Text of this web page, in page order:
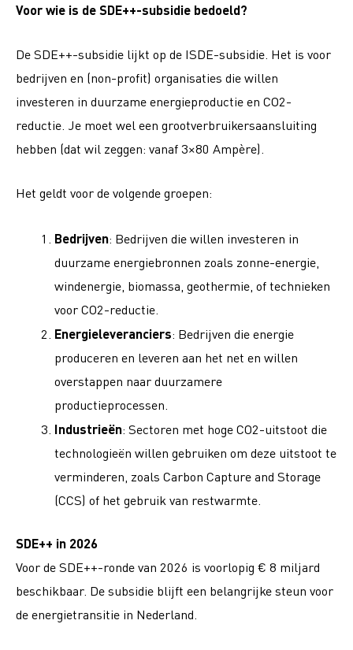
Voor wie is de SDE++-subsidie bedoeld?
De SDE++-subsidie lijkt op de ISDE-subsidie. Het is voor
bedrijven en (non-profit) organisaties die willen
investeren in duurzame energieproductie en CO2-
reductie. Je moet wel een grootverbruikersaansluiting
hebben (dat wil zeggen: vanaf 3×80 Ampère).
Het geldt voor de volgende groepen:
Bedrijven: Bedrijven die willen investeren in
duurzame energiebronnen zoals zonne-energie,
windenergie, biomassa, geothermie, of technieken
voor CO2-reductie.
Energieleveranciers: Bedrijven die energie
produceren en leveren aan het net en willen
overstappen naar duurzamere
productieprocessen.
Industrieën: Sectoren met hoge CO2-uitstoot die
technologieën willen gebruiken om deze uitstoot te
verminderen, zoals Carbon Capture and Storage
(CCS) of het gebruik van restwarmte.
SDE++ in 2026
Voor de SDE++-ronde van 2026 is voorlopig € 8 miljard
beschikbaar. De subsidie blijft een belangrijke steun voor
de energietransitie in Nederland.